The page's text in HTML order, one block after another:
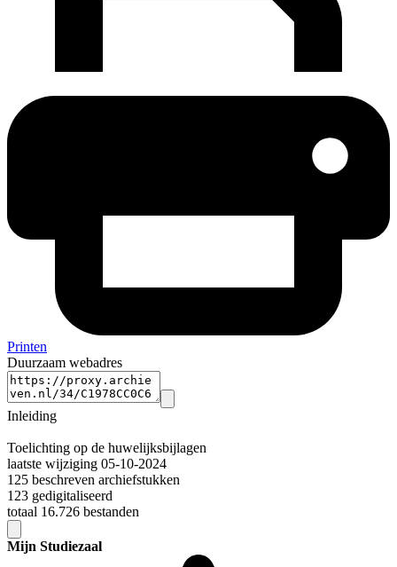
Printen
Duurzaam webadres
Inleiding
Toelichting op de huwelijksbijlagen
laatste wijziging 05-10-2024
125 beschreven archiefstukken
123 gedigitaliseerd
totaal 16.726 bestanden
Mijn Studiezaal